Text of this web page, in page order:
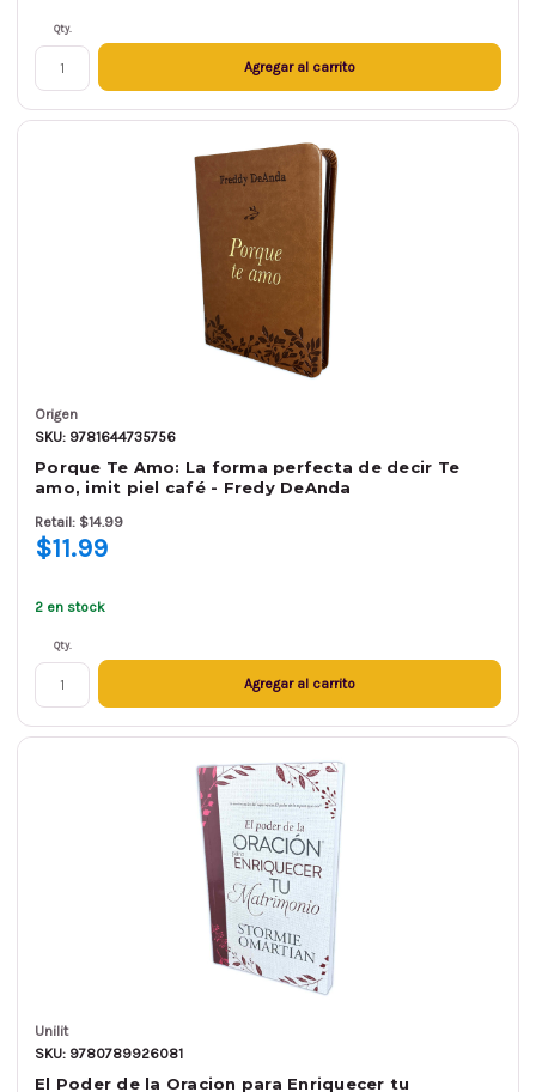
Qty.
Agregar al carrito
Origen
SKU: 9781644735756
Porque Te Amo: La forma perfecta de decir Te
amo, imit piel café - Fredy DeAnda
Retail: $14.99
$11.99
2 en stock
Qty.
Agregar al carrito
Unilit
SKU: 9780789926081
El Poder de la Oracion para Enriquecer tu